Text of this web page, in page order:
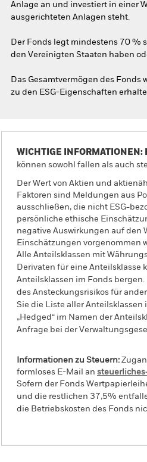
Anlage an und investiert in einer
ausgerichteten Anlagen steht.
Der Fonds legt mindestens 70 %
den Vereinigten Staaten haben
Das Gesamtvermögen des
zu den ESG-Eigenschaften
WICHTIGE
können sowohl fallen als auch
Der Wert von Aktien und
Faktoren sind Meldungen aus
ausschließen, die nicht ESG-
persönliche ethische
negative Auswirkungen auf den
Einschätzungen vorgenommen
Alle Anteilsklassen mit
Derivaten für eine Anteilsklasse
Anteilsklassen im Fonds
des Ansteckungsrisikos für
Sie die Liste aller
„Hedged“ im Namen der
Anfrage bei der
Informationen zu Steuern:
formloses E-Mail an
Sofern der Fonds
und die restlichen 37,5%
die Betriebskosten des Fonds